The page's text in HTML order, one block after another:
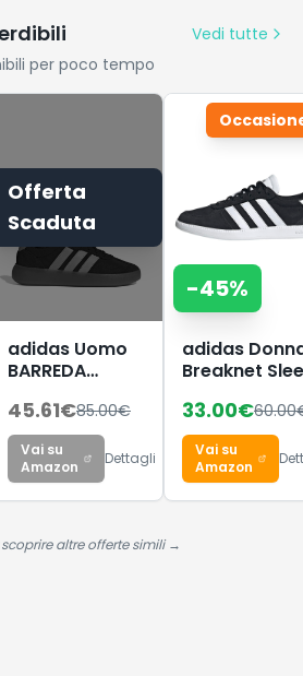
Vedi tutte
per poco tempo
Offerta
Scaduta
adidas Uomo
BARREDA
Core
Black/Lucid
Aquamarine/GUM5,
38 EU
45.61€85.00€
Vai su
Amazon
Dettagli
-45%
adidas
Breaknet
Black/Ftwr
White/Core
Black, 38 EU
33.00€60.00
Vai su
Amazon
scoprire altre offerte simili →